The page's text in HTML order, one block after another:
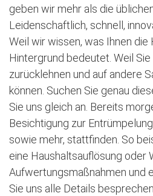
geben wir mehr als die
Leidenschaftlich, schnell,
Weil wir wissen, was Ihnen
Hintergrund bedeutet. Weil
zurücklehnen und auf andere
können. Suchen Sie genau
Sie uns gleich an. Bereits
Besichtigung zur
sowie mehr, stattfinden. So
eine Haushaltsauflösung oder
Aufwertungsmaßnahmen und
Sie uns alle Details